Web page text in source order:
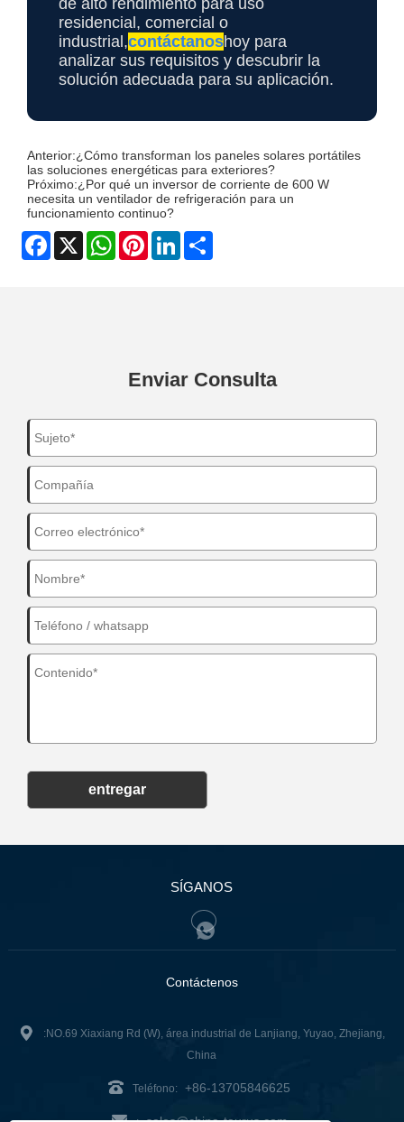
residencial, comercial o
industrial,contáctanoshoy para
analizar sus requisitos y descubrir la
solución adecuada para su aplicación.
Anterior:¿Cómo transforman los paneles solares portátiles
las soluciones energéticas para exteriores?
Próximo:¿Por qué un inversor de corriente de 600 W
necesita un ventilador de refrigeración para un
funcionamiento continuo?
Facebook
X WhatsAppPinterestLinkedIn
Enviar Consulta
entregar
SÍGANOS
Contáctenos
:NO.69 Xiaxiang Rd (W), área industrial de Lanjiang, Yuyao, Zhejiang,
China
Teléfono: +86-13705846625